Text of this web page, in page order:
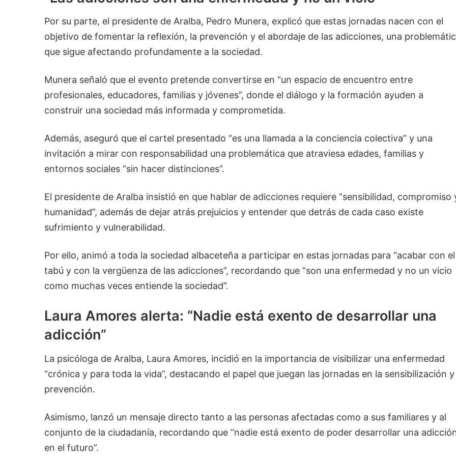
Por su parte, el presidente de Aralba, Pedro Munera, explicó que estas jornadas nacen con el
objetivo de fomentar la reflexión, la prevención y el abordaje de las adicciones, una
que sigue afectando profundamente a la sociedad.
Munera señaló que el evento pretende convertirse en “un espacio de encuentro entre
profesionales, educadores, familias y jóvenes”, donde el diálogo y la formación ayuden a
construir una sociedad más informada y comprometida.
Además, aseguró que el cartel presentado “es una llamada a la conciencia colectiva” y una
invitación a mirar con responsabilidad una problemática que atraviesa edades, familias y
entornos sociales “sin hacer distinciones”.
El presidente de Aralba insistió en que hablar de adicciones requiere “sensibilidad, compromiso
humanidad”, además de dejar atrás prejuicios y entender que detrás de cada caso existe
sufrimiento y vulnerabilidad.
Por ello, animó a toda la sociedad albaceteña a participar en estas jornadas para “acabar con el
tabú y con la vergüenza de las adicciones”, recordando que “son una enfermedad y no un vicio
como muchas veces entiende la sociedad”.
Laura Amores alerta: “Nadie está exento de desarrollar una
adicción”
La psicóloga de Aralba, Laura Amores, incidió en la importancia de visibilizar una enfermedad
“crónica y para toda la vida”, destacando el papel que juegan las jornadas en la sensibilización y
prevención.
Asimismo, lanzó un mensaje directo tanto a las personas afectadas como a sus familiares y al
conjunto de la ciudadanía, recordando que “nadie está exento de poder desarrollar una
en el futuro”.